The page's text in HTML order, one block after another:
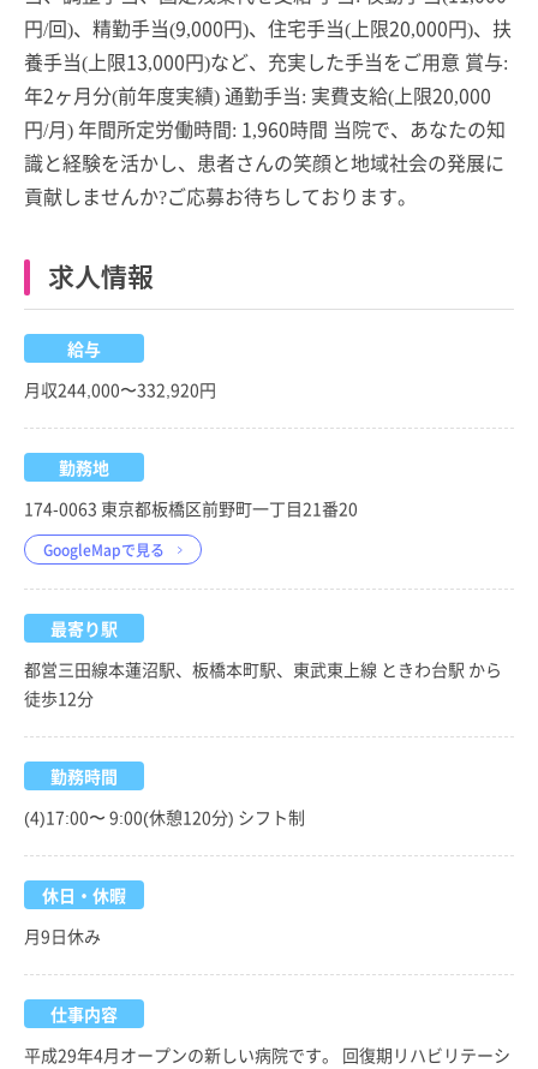
円/回)、精勤手当(9,000円)、住宅手当(上限20,000円)、扶
養手当(上限13,000円)など、充実した手当をご用意 賞与:
年2ヶ月分(前年度実績) 通勤手当: 実費支給(上限20,000
円/月) 年間所定労働時間: 1,960時間 当院で、あなたの知
識と経験を活かし、患者さんの笑顔と地域社会の発展に
貢献しませんか?ご応募お待ちしております。
求人情報
給与
月収244,000〜332,920円
勤務地
174-0063 東京都板橋区前野町一丁目21番20
GoogleMapで見る
最寄り駅
都営三田線本蓮沼駅、板橋本町駅、東武東上線 ときわ台駅 から
徒歩12分
勤務時間
(4)17:00〜 9:00(休憩120分) シフト制
休日・休暇
月9日休み
仕事内容
平成29年4月オープンの新しい病院です。 回復期リハビリテーシ